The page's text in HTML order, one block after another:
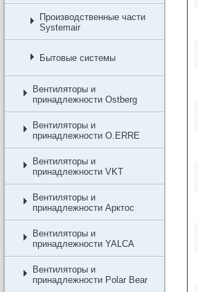
Производственные части
Systemair
Бытовые системы
Вентиляторы и
принадлежности Ostberg
Вентиляторы и
принадлежности O.ERRE
Вентиляторы и
принадлежности VKT
Вентиляторы и
принадлежности Арктос
Вентиляторы и
принадлежности YALCA
Вентиляторы и
принадлежности Polar Bear